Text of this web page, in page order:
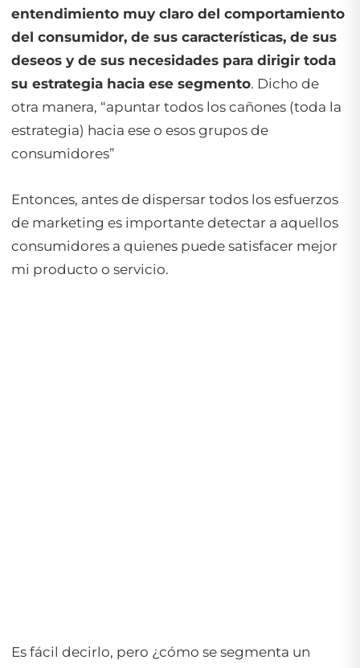
entendimiento muy claro del comportamiento
del consumidor, de sus características, de sus
deseos y de sus necesidades para dirigir toda
su estrategia hacia ese segmento. Dicho de
otra manera, “apuntar todos los cañones (toda la
estrategia) hacia ese o esos grupos de
consumidores”
Entonces, antes de dispersar todos los esfuerzos
de marketing es importante detectar a aquellos
consumidores a quienes puede satisfacer mejor
mi producto o servicio.
Es fácil decirlo, pero ¿cómo se segmenta un